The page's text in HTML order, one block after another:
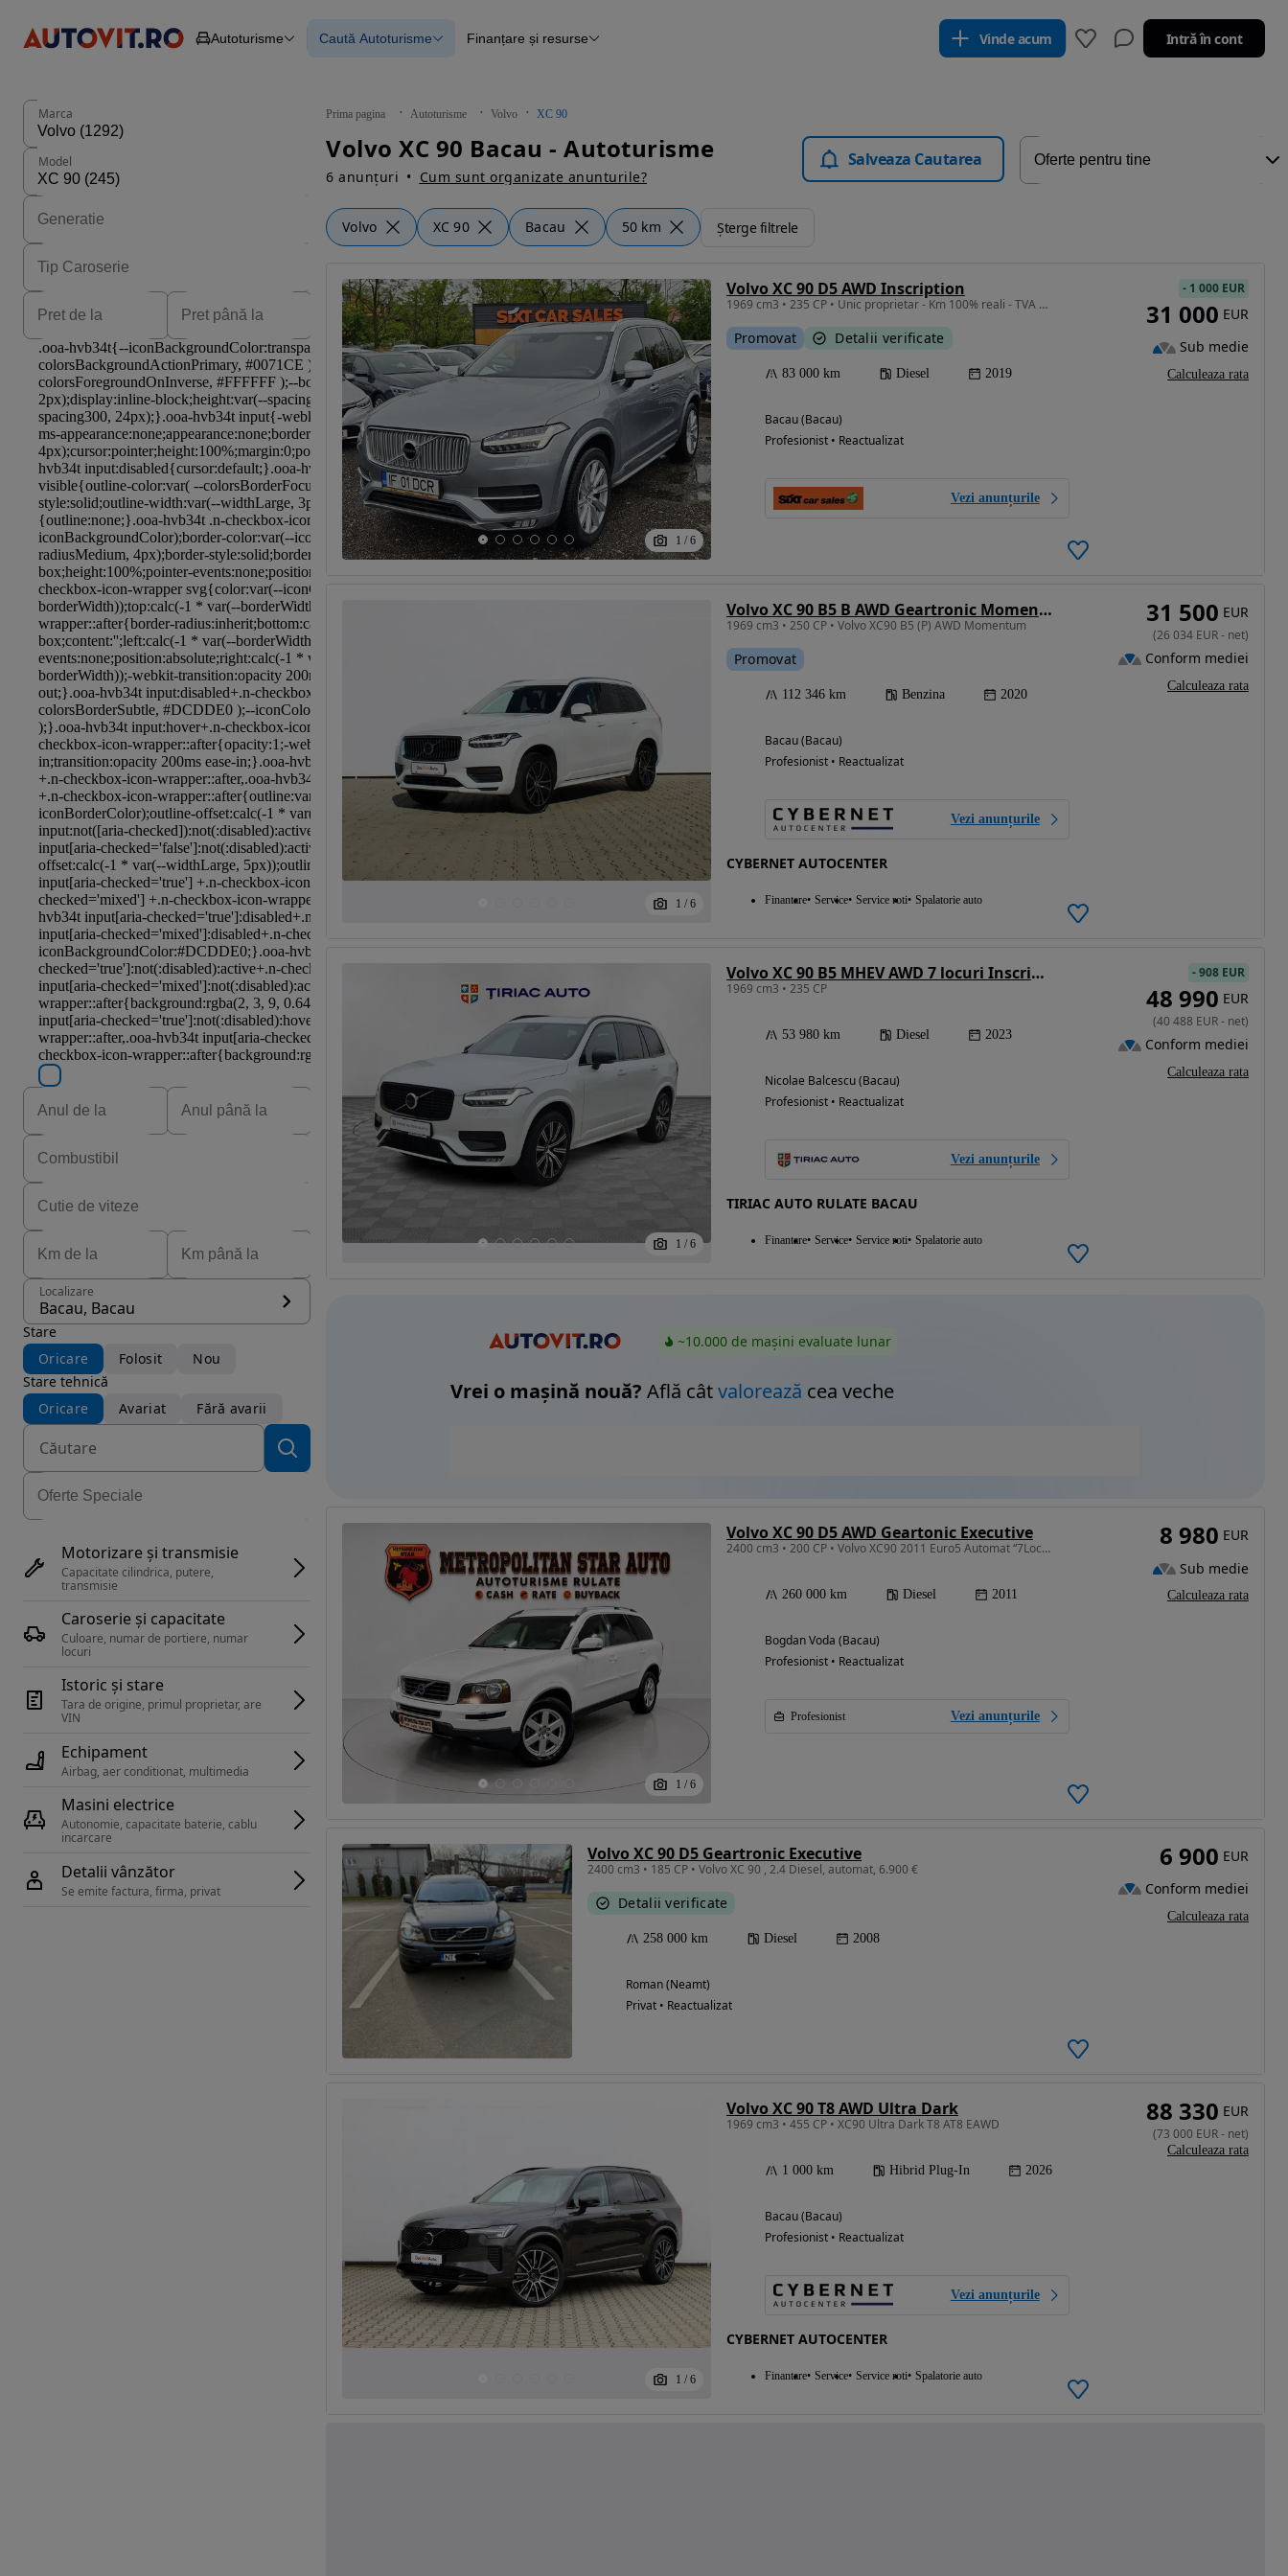
Autoturisme
Autoturisme
Mașini electrice
Mașini cu detalii verificate
Caută Autoturisme
Blog Autovit.ro
Finanțare și resurse Vinde acum Intră în cont
Prima pagina Autoturisme Volvo XC 90
Volvo XC 90 Bacau - Autoturisme
6 anunțuri Cum sunt organizate anunturile?
Salveaza Cautarea
Volvo XC 90 Bacau 50 km Șterge filtrele
Marca
Model
Localizare
Bacau, Bacau
Stare
Oricare
Folosit
Nou
Stare tehnică
Oricare
Avariat Fără avarii
Motorizare și transmisie
Capacitate cilindrica, putere,
transmisie
Caroserie și capacitate
Culoare, numar de portiere, numar
locuri
Istoric și stare
Tara de origine, primul proprietar, are
Echipament
Airbag, aer conditionat, multimedia
Masini electrice
Autonomie, capacitate baterie, cablu
Detalii vânzător
Se emite factura, firma, privat
1 / 6
Volvo XC 90 D5 AWD Inscription
1969 cm3 • 235 CP • Unic proprietar - Km 100% reali - TVA deductibil
Promovat Detalii verificate
83 000 km Diesel 2019
Bacau (Bacau)
Profesionist • Reactualizat
Vezi anunțurile
- 1 000 EUR
31 000 EUR
Sub medie
Calculeaza rata
1 / 6
Volvo XC 90 B5 B AWD Geartronic Momentum
1969 cm3 • 250 CP • Volvo XC90 B5 (P) AWD Momentum
Promovat
112 346 km Benzina 2020
Bacau (Bacau)
Profesionist • Reactualizat
Vezi anunțurile
CYBERNET AUTOCENTER
Finantare Service Service roti Spalatorie auto
31 500 EUR
(26 034 EUR- net)
Conform mediei
Calculeaza rata
1 / 6
Volvo XC 90 B5 MHEV AWD 7 locuri Inscription
1969 cm3 • 235 CP
53 980 km Diesel 2023
Nicolae Balcescu (Bacau)
Profesionist • Reactualizat
Vezi anunțurile
TIRIAC AUTO RULATE BACAU
Finantare Service Service roti Spalatorie auto
-908 EUR
48 990 EUR
(40 488 EUR- net)
Conform mediei
Calculeaza rata
~10.000 de mașini evaluate lunar
Vrei o mașină nouă? Află câtvalorează cea veche
1 / 6
Volvo XC 90 D5 AWD Geartonic Executive
2400 cm3 • 200 CP • Volvo XC90 2011 Euro5 Automat “7Locuri” GARANTIE
260 000 km Diesel 2011
Bogdan Voda (Bacau)
Profesionist • Reactualizat
Profesionist Vezi anunțurile
8 980 EUR
Sub medie
Calculeaza rata
Volvo XC 90 D5 Geartronic Executive
2400 cm3 • 185 CP • Volvo XC 90 , 2.4 Diesel, automat, 6.900 €
Detalii verificate
258 000 km Diesel 2008
Roman (Neamt)
Privat • Reactualizat
6 900 EUR
Conform mediei
Calculeaza rata
1 / 6
Volvo XC 90 T8 AWD Ultra Dark
1969 cm3 • 455 CP • XC90 Ultra Dark T8 AT8 EAWD
1 000 km Hibrid Plug-In 2026
Bacau (Bacau)
Profesionist • Reactualizat
Vezi anunțurile
CYBERNET AUTOCENTER
Finantare Service Service roti Spalatorie auto
88 330 EUR
(73 000 EUR- net)
Calculeaza rata